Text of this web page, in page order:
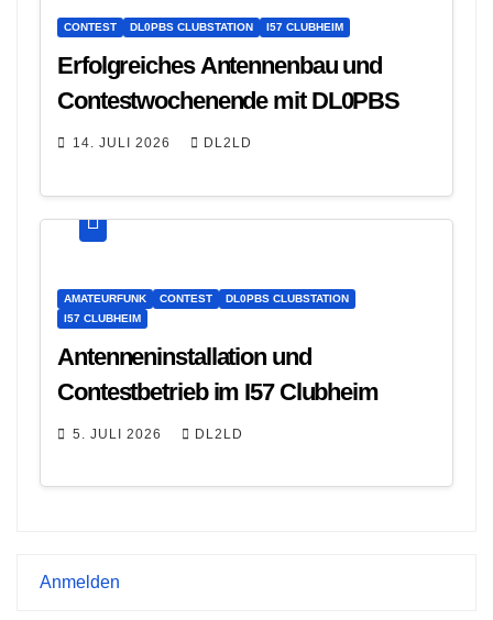
CONTEST DL0PBS CLUBSTATION I57 CLUBHEIM
Erfolgreiches Antennenbau und
Contestwochenende mit DL0PBS
14. JULI 2026 DL2LD
AMATEURFUNK CONTEST
DL0PBS CLUBSTATION
I57 CLUBHEIM
Antenneninstallation und
Contestbetrieb im I57 Clubheim
5. JULI 2026 DL2LD
Anmelden